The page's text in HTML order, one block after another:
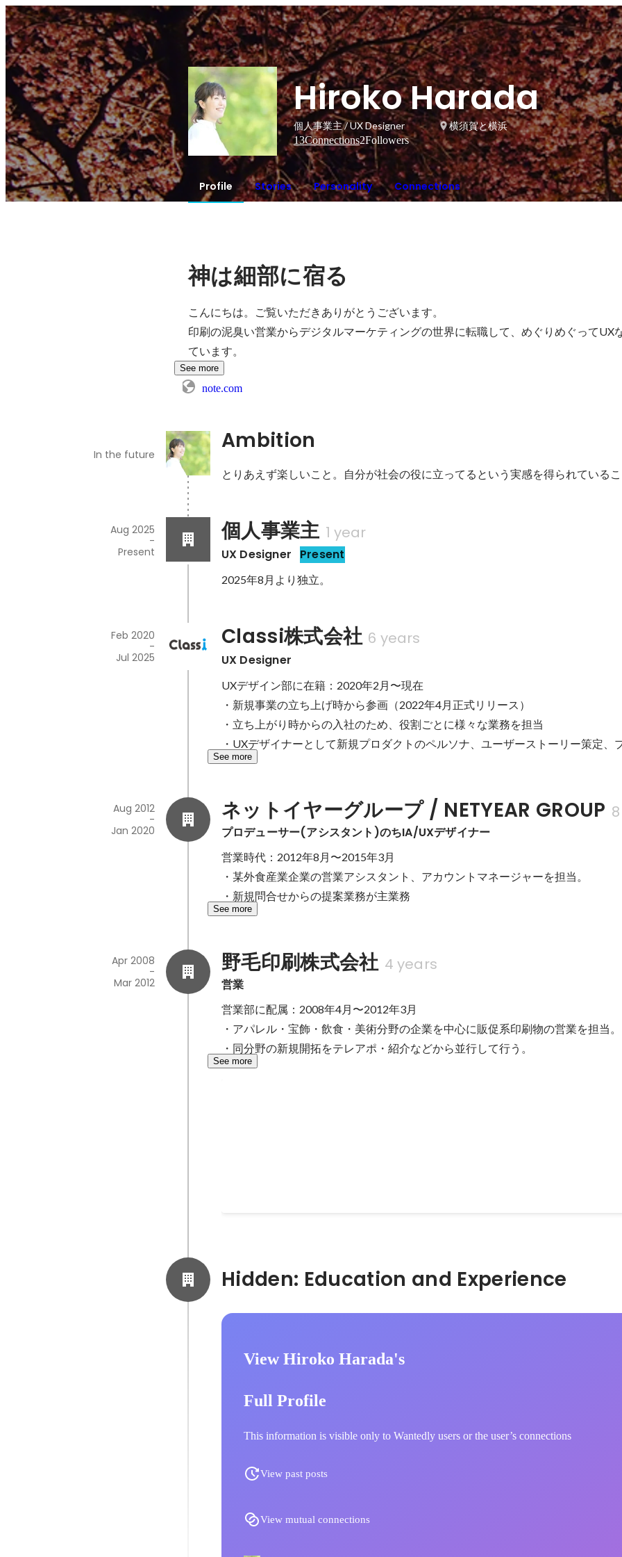
Hiroko Harada
個人事業主 / UX Designer
横須賀と横浜
13Connections2Followers
Profile Stories Personality Connections
神は細部に宿る
こんにちは。ご覧いただきありがとうございます。
印刷の泥臭い営業からデジタルマーケティングの世界に転職して、めぐりめぐってUX
ています。
See more
note.com
Ambition
In the future
とりあえず楽しいこと。自分が社会の役に立ってるという実感を得られているこ
個人事業主 1 year
UX Designer Present
Aug 2025
-
Present
2025年8月より独立。
Classi株式会社 6 years
UX Designer
Feb 2020
-
Jul 2025
UXデザイン部に在籍：2020年2月〜現在
・新規事業の立ち上げ時から参画（2022年4月正式リリース）
・立ち上がり時からの入社のため、役割ごとに様々な業務を担当
・UXデザイナーとして新規プロダクトのペルソナ、ユーザーストーリー策定、
See more
ネットイヤーグループ / NETYEAR GROUP
プロデューサー(アシスタント)のちIA/UXデザイナー
Aug 2012
-
Jan 2020
営業時代：2012年8月〜2015年3月
・某外食産業企業の営業アシスタント、アカウントマネージャーを担当。
・新規問合せからの提案業務が主業務
See more
野毛印刷株式会社 4 years
営業
Apr 2008
-
Mar 2012
営業部に配属：2008年4月〜2012年3月
・アパレル・宝飾・飲食・美術分野の企業を中心に販促系印刷物の営業を担当。
・同分野の新規開拓をテレアポ・紹介などから並⾏して⾏う。
See more
View Hiroko Harada's
Full Profile
This information is visible only to Wantedly users or the user’s connections
View past posts
View mutual connections